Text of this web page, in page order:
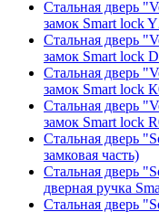
Стальная дверь
замок Smart lock
Стальная дверь
замок Smart lock
Стальная дверь
замок Smart lock
Стальная дверь
замок Smart lock
Стальная дверь
замковая часть)
Стальная дверь
дверная ручка
Стальная дверь